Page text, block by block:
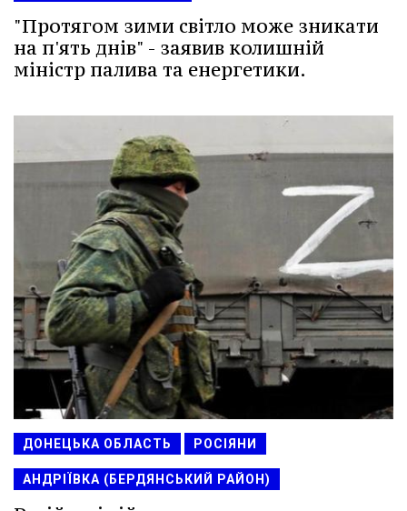
"Протягом зими світло може зникати
на п'ять днів" - заявив колишній
міністр палива та енергетики.
ДОНЕЦЬКА ОБЛАСТЬ РОСІЯНИ
АНДРІЇВКА (БЕРДЯНСЬКИЙ РАЙОН)